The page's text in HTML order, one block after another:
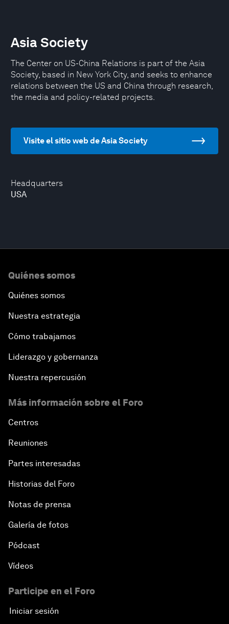
Headquarters
USA
Asia Society
The Center on US-China Relations is part of the Asia
Society, based in New York City, and seeks to enhance
relations between the US and China through research,
the media and policy-related projects.
Visite el sitio web de Asia Society
Quiénes somos
Quiénes somos
Nuestra estrategia
Cómo trabajamos
Liderazgo y gobernanza
Nuestra repercusión
Más información sobre el Foro
Centros
Reuniones
Partes interesadas
Historias del Foro
Notas de prensa
Galería de fotos
Pódcast
Vídeos
Participe en el Foro
Iniciar sesión